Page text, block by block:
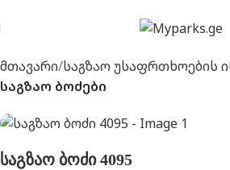
მთავარი საგზაო უსაფრთხოების
საგზაო ბოძები
საგზაო ბოძი 4095